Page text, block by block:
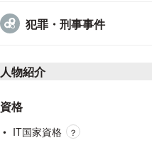
犯罪・刑事事件
人物紹介
資格
IT国家資格 ？